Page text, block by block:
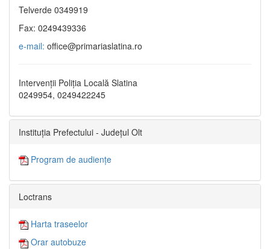
Telverde 0349919
Fax: 0249439336
e-mail: office@primariaslatina.ro
Intervenții Poliția Locală Slatina
0249954, 0249422245
Instituția Prefectului - Județul Olt
Program de audiențe
Loctrans
Harta traseelor
Orar autobuze